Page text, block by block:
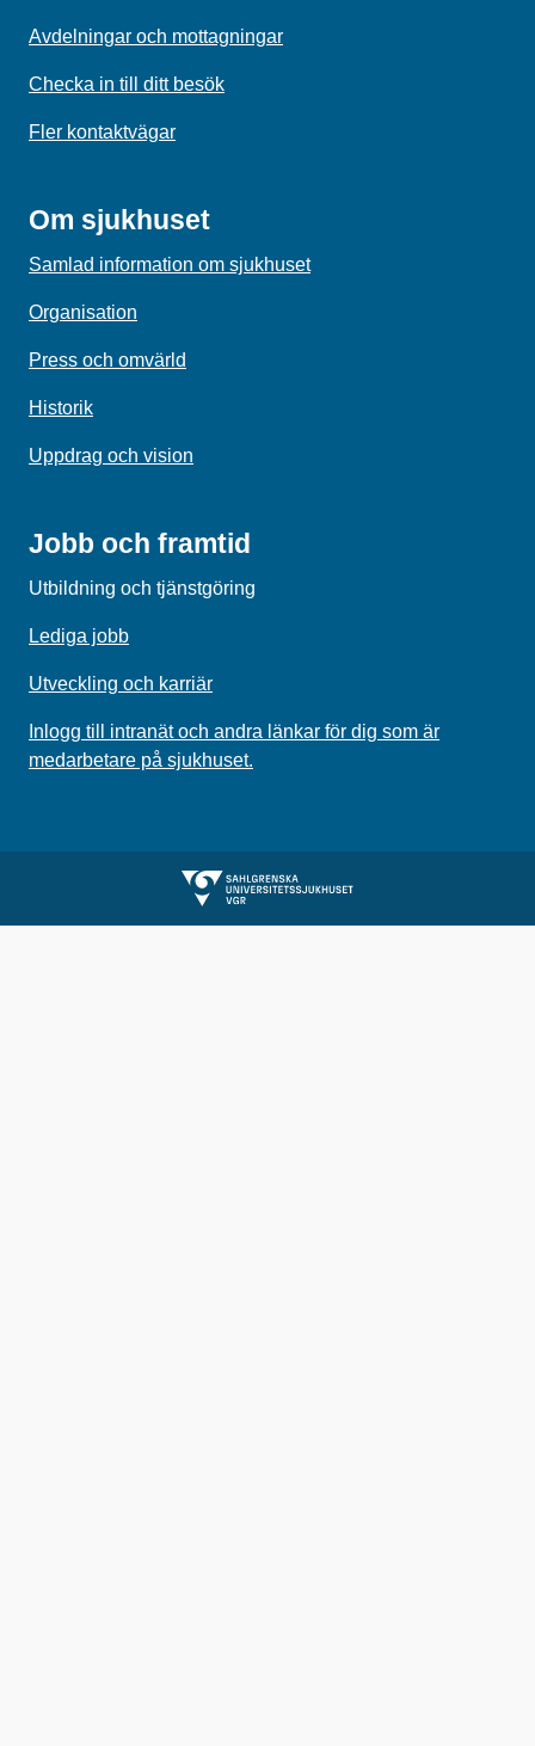
Avdelningar och mottagningar
Checka in till ditt besök
Fler kontaktvägar
Om sjukhuset
Samlad information om sjukhuset
Organisation
Press och omvärld
Historik
Uppdrag och vision
Jobb och framtid
Utbildning och tjänstgöring
Lediga jobb
Utveckling och karriär
Inlogg till intranät och andra länkar för dig som är
medarbetare på sjukhuset.